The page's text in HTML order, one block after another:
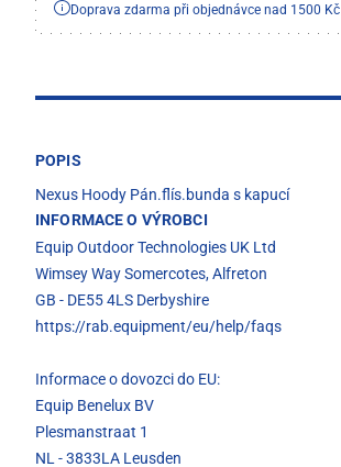
Doprava zdarma při objednávce nad 1500 Kč
POPIS
Nexus Hoody Pán.flís.bunda s kapucí
INFORMACE O VÝROBCI
Equip Outdoor Technologies UK Ltd
Wimsey Way Somercotes, Alfreton
GB - DE55 4LS Derbyshire
https://rab.equipment/eu/help/faqs
Informace o dovozci do EU:
Equip Benelux BV
Plesmanstraat 1
NL - 3833LA Leusden